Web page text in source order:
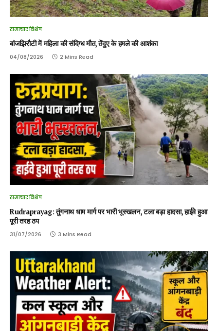
समाचार विशेष
बांजझिरौटी में महिला की संदिग्ध मौत, तेंदुए के हमले की आशंका
04/08/2026 2 Mins Read
समाचार विशेष
Rudraprayag: तुंगनाथ धाम मार्ग पर भारी भूस्खलन, टला बड़ा हादसा, हाईवे हुआ
पूरी तरह ठप
31/07/2026 3 Mins Read